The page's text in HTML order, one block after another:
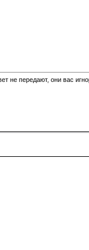
не передают, они вас